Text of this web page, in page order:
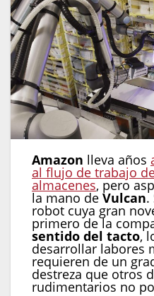
Amazon lleva años
al flujo de trabajo
almacenes, pero
la mano de Vulcan.
robot cuya gran
primero de la
sentido del tacto,
desarrollar labores
requieren de un
destreza que otros
rudimentarios no